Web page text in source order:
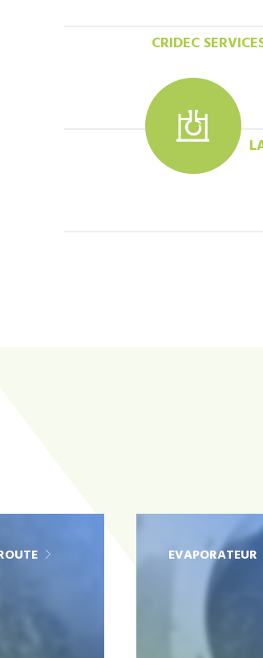
CRIDEC
EVAPORATEUR